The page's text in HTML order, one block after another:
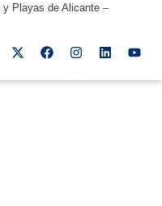
Playas de Alicante –